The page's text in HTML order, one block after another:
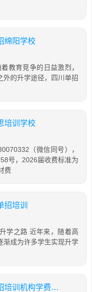
绵阳学校
教育竞争的日益激烈，
外的升学途径，四川单招
培训学校
（微信同号），
号，2026届收费标准为
费
培训
学之路 近年来，随着高
渐成为许多学生实现升学
四川单招培训机构首创，四川单招培训机构学费大概是多少